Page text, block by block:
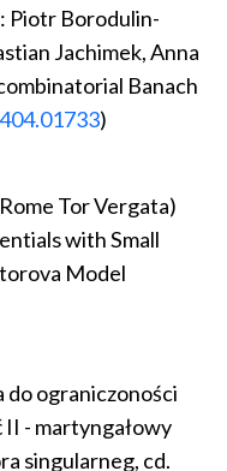
Piotr Borodulin-
Jachimek, Anna
Banach
)
Tor Vergata)
with Small
Model
do ograniczoności
- martyngałowy
singularneg, cd.